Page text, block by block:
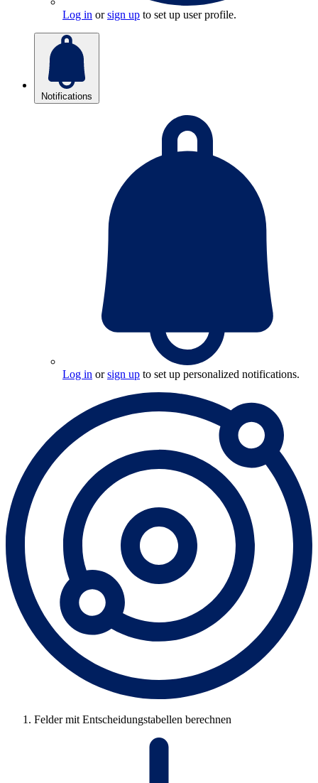
Log in orsign up to set up user profile.
Notifications
Log in orsign up to set up personalized notifications.
Felder mit Entscheidungstabellen berechnen